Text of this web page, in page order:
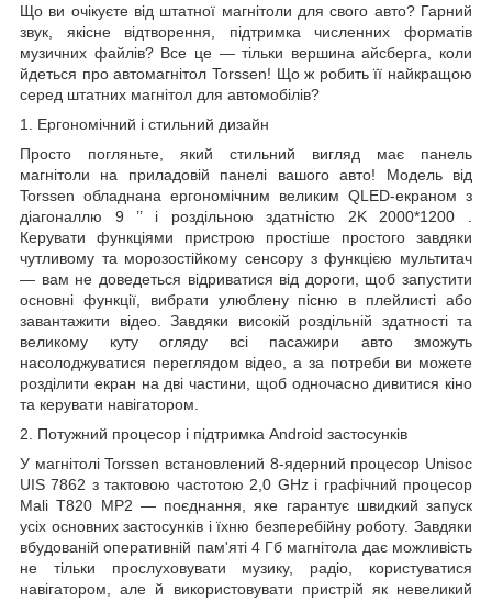
Що ви очікуєте від штатної магнітоли для свого авто? Гарний
звук, якісне відтворення, підтримка численних форматів
музичних файлів? Все це — тільки вершина айсберга, коли
йдеться про автомагнітол Torssen! Що ж робить її найкращою
серед штатних магнітол для автомобілів?
1. Ергономічний і стильний дизайн
Просто погляньте, який стильний вигляд має панель
магнітоли на приладовій панелі вашого авто! Модель від
Torssen обладнана ергономічним великим QLED-екраном з
діагоналлю 9 ’’ і роздільною здатністю 2K 2000*1200
Керувати функціями пристрою простіше простого завдяки
чутливому та морозостійкому сенсору з функцією мультитач
— вам не доведеться відриватися від дороги, щоб запустити
основні функції, вибрати улюблену пісню в плейлисті або
завантажити відео. Завдяки високій роздільній здатності та
великому куту огляду всі пасажири авто зможуть
насолоджуватися переглядом відео, а за потреби ви можете
розділити екран на дві частини, щоб одночасно дивитися кіно
та керувати навігатором.
2. Потужний процесор і підтримка Android застосунків
У магнітолі Torssen встановлений 8-ядерний процесор Unisoc
UIS 7862 з тактовою частотою 2,0 GHz і графічний процесор
Mali T820 MP2 — поєднання, яке гарантує швидкий запуск
усіх основних застосунків і їхню безперебійну роботу. Завдяки
вбудованій оперативній пам'яті 4 Гб магнітола дає можливість
не тільки прослуховувати музику, радіо, користуватися
навігатором, але й використовувати пристрій як невеликий